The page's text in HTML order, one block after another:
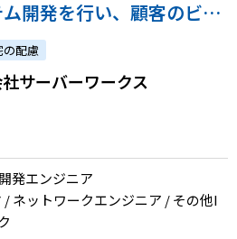
開発を行い、顧客のビジ
を募集します！
の配慮
サーバーワークス
発エンジニア
/ ネットワークエンジニア / その他I